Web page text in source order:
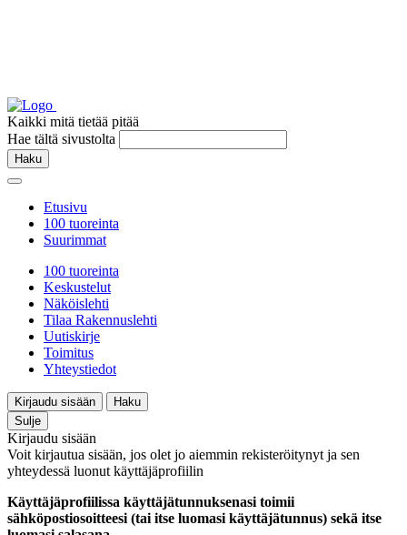
Kaikki mitä tietää pitää
Hae tältä sivustolta
Haku
Etusivu
100 tuoreinta
Suurimmat
100 tuoreinta
Keskustelut
Näköislehti
Tilaa Rakennuslehti
Uutiskirje
Toimitus
Yhteystiedot
Kirjaudu sisään
Haku
Sulje
Kirjaudu sisään
Voit kirjautua sisään, jos olet jo aiemmin rekisteröitynyt ja sen
yhteydessä luonut käyttäjäprofiilin
Käyttäjäprofiilissa käyttäjätunnuksenasi toimii
sähköpostiosoitteesi (tai itse luomasi käyttäjätunnus) sekä itse